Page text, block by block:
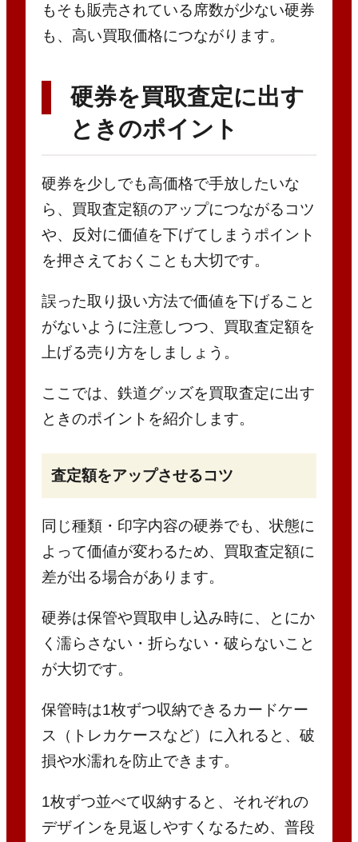
もそも販売されている席数が少ない硬券
も、高い買取価格につながります。
硬券を買取査定に出す
ときのポイント
硬券を少しでも高価格で手放したいな
ら、買取査定額のアップにつながるコツ
や、反対に価値を下げてしまうポイント
を押さえておくことも大切です。
誤った取り扱い方法で価値を下げること
がないように注意しつつ、買取査定額を
上げる売り方をしましょう。
ここでは、鉄道グッズを買取査定に出す
ときのポイントを紹介します。
査定額をアップさせるコツ
同じ種類・印字内容の硬券でも、状態に
よって価値が変わるため、買取査定額に
差が出る場合があります。
硬券は保管や買取申し込み時に、とにか
く濡らさない・折らない・破らないこと
が大切です。
保管時は1枚ずつ収納できるカードケー
ス（トレカケースなど）に入れると、破
損や水濡れを防止できます。
1枚ずつ並べて収納すると、それぞれの
デザインを見返しやすくなるため、普段